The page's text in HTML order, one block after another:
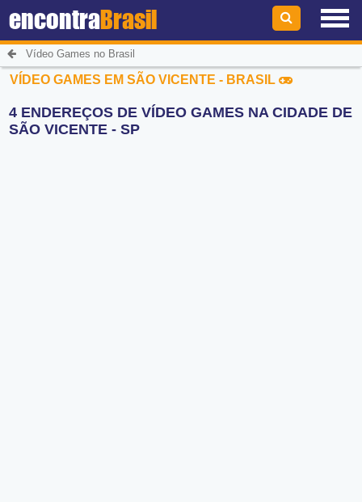
encontraBrasil
Vídeo Games no Brasil
VÍDEO GAMES EM SÃO VICENTE - BRASIL
4 ENDEREÇOS DE VÍDEO GAMES NA CIDADE DE
SÃO VICENTE - SP